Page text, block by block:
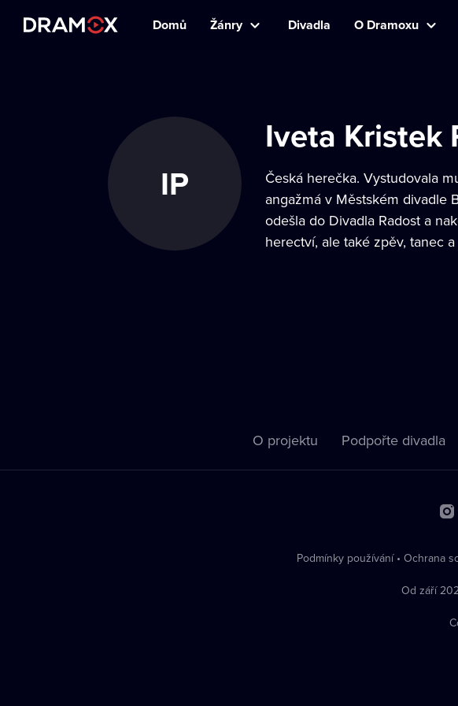
Domů Žánry Divadla O Dramoxu
IP
Iveta Kristek
Česká herečka. Vystudovala
angažmá v Městském divadle
odešla do Divadla Radost a
herectví, ale také zpěv, tanec
O projektu Podpořte divadla
Podmínky používání • Ochrana
Od září